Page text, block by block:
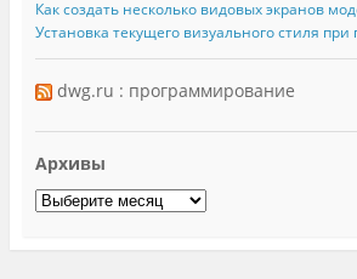
Как создать несколько видовых экранов
Установка текущего визуального стиля
dwg.ru : программирование
Архивы